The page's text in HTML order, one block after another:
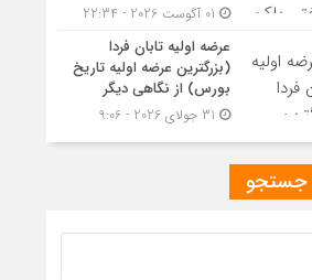
عرضه اولیه تابان فردا
(بزرگترین عرضه اولیه تاریخ
بورس) از نگاهی دیگر
جستجو